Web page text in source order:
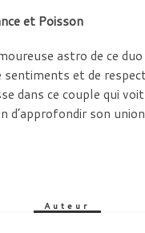
et Poisson
astro de ce
sentiments et de
dans ce couple qui
d’approfondir son
Auteur